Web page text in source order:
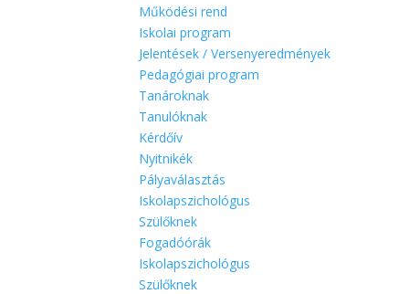
Működési rend
Iskolai program
Jelentések / Versenyeredmények
Pedagógiai program
Tanároknak
Tanulóknak
Kérdőív
Nyitnikék
Pályaválasztás
Iskolapszichológus
Szülőknek
Fogadóórák
Iskolapszichológus
Szülőknek